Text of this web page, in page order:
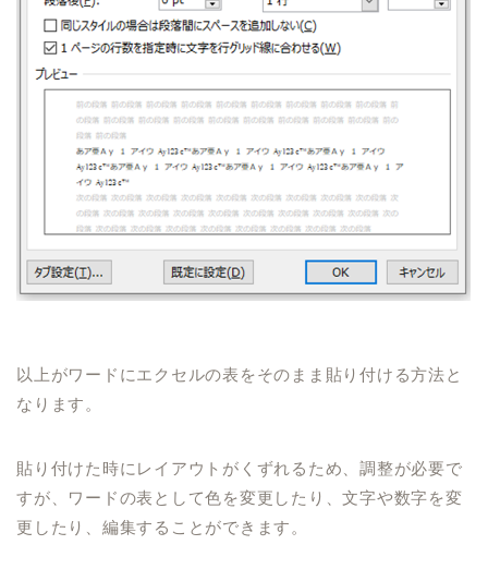
以上がワードにエクセルの表をそのまま貼り付ける方法と
なります。
貼り付けた時にレイアウトがくずれるため、調整が必要で
すが、ワードの表として色を変更したり、文字や数字を変
更したり、編集することができます。